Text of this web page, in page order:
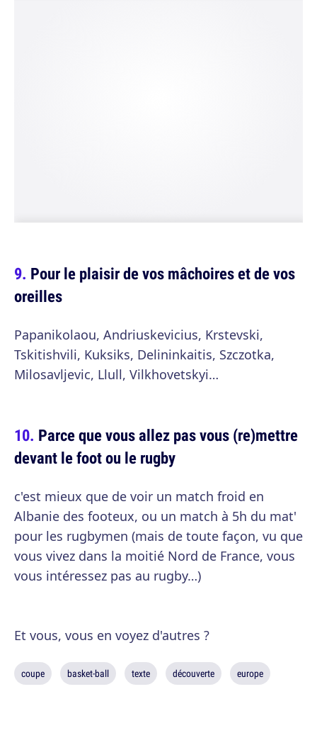
Pour le plaisir de vos mâchoires et de vos
oreilles
Papanikolaou, Andriuskevicius, Krstevski,
Tskitishvili, Kuksiks, Delininkaitis, Szczotka,
Milosavljevic, Llull, Vilkhovetskyi…
Parce que vous allez pas vous (re)mettre
devant le foot ou le rugby
c'est mieux que de voir un match froid en
Albanie des footeux, ou un match à 5h du mat'
pour les rugbymen (mais de toute façon, vu que
vous vivez dans la moitié Nord de France, vous
vous intéressez pas au rugby…)
Et vous, vous en voyez d'autres ?
coupe basket-ball texte découverte europe